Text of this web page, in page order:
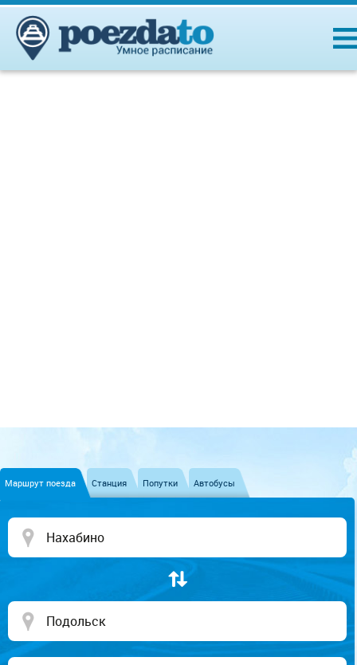
Маршрут поезда Станция Попутки Автобусы